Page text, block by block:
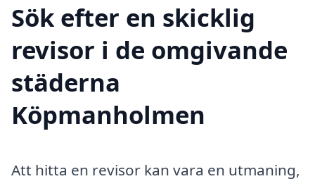
Sök efter en skicklig
revisor i de omgivande
städerna
Köpmanholmen
Att hitta en revisor kan vara en utmaning,